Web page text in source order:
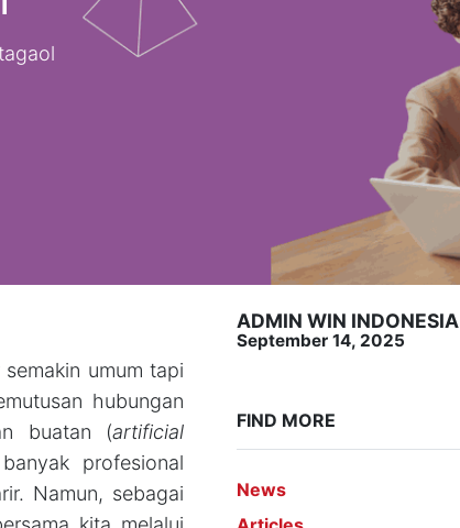
umum tapi
hubungan
buatan (artificial
profesional
Namun, sebagai
ADMIN WIN INDONESIA
September 14, 2025
FIND MORE
News